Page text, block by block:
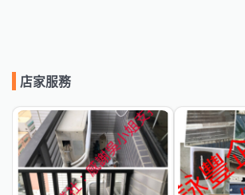
保養方式分三種 皆為現場清洗不拆回 因應客
1：全機拆洗 顧名思義 全部拆下分解清洗
回收冷媒 抽真空 回灌 上油保養
乾淨度百分百 耗時約三～四個小時
費用2500～4000元
店家服務